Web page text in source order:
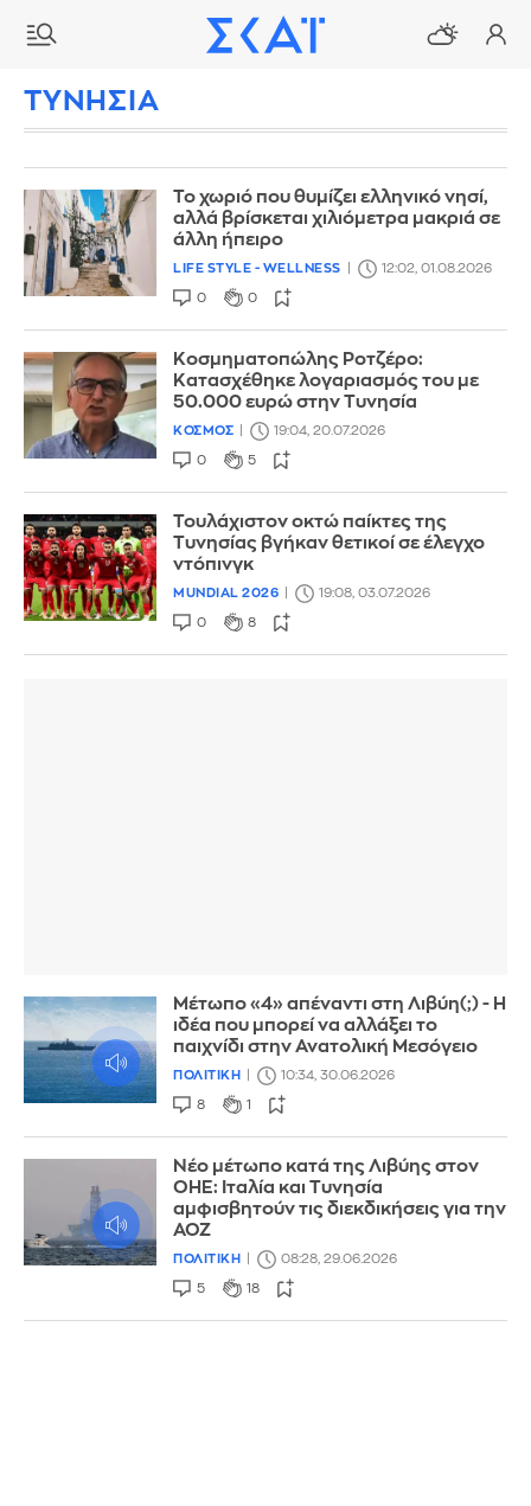
ΤΥΝΗΣΙΑ
Το χωριό που θυμίζει ελληνικό νησί,
αλλά βρίσκεται χιλιόμετρα μακριά σε
άλλη ήπειρο
LIFE STYLE - WELLNESS 12:02, 01.08.2026
0 0
Κοσμηματοπώλης Ροτζέρο:
Κατασχέθηκε λογαριασμός του με
50.000 ευρώ στην Τυνησία
ΚΟΣΜΟΣ 19:04, 20.07.2026
0 5
Τουλάχιστον οκτώ παίκτες της
Τυνησίας βγήκαν θετικοί σε έλεγχο
ντόπινγκ
MUNDIAL 2026 19:08, 03.07.2026
0 8
Μέτωπο «4» απέναντι στη Λιβύη(;) - Η
ιδέα που μπορεί να αλλάξει το
παιχνίδι στην Ανατολική Μεσόγειο
ΠΟΛΙΤΙΚΗ 10:34, 30.06.2026
8 1
Νέο μέτωπο κατά της Λιβύης στον
ΟΗΕ: Ιταλία και Τυνησία
αμφισβητούν τις διεκδικήσεις για την
ΑΟΖ
ΠΟΛΙΤΙΚΗ 08:28, 29.06.2026
5 18